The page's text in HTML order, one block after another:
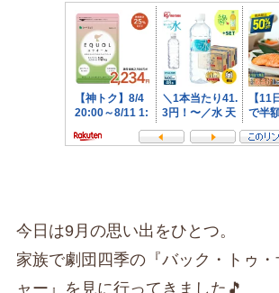
今日は9月の思い出をひとつ。
家族で劇団四季の『バック・トゥ
ャー』を見に行ってきました🎵